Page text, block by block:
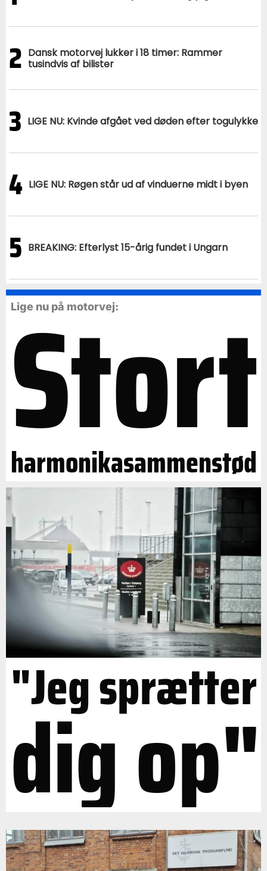
2 Dansk motorvej lukker i 18 timer: Rammer
tusindvis af bilister
3 LIGE NU: Kvinde afgået ved døden efter togulykke
4 LIGE NU: Røgen står ud af vinduerne midt i byen
5 BREAKING: Efterlyst 15-årig fundet i Ungarn
Lige nu på motorvej:
Stort
harmonikasammenstød
"Jeg sprætter
dig op"